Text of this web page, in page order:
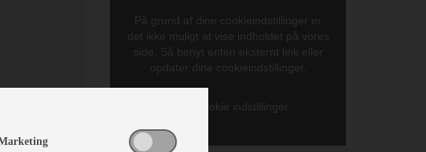
På grund af dine cookieindstillinger er
det ikke muligt at vise indholdet på vores
side. Så benyt enten eksternt link eller
opdater dine cookieindstillinger.
Gå til cookie indstillinger